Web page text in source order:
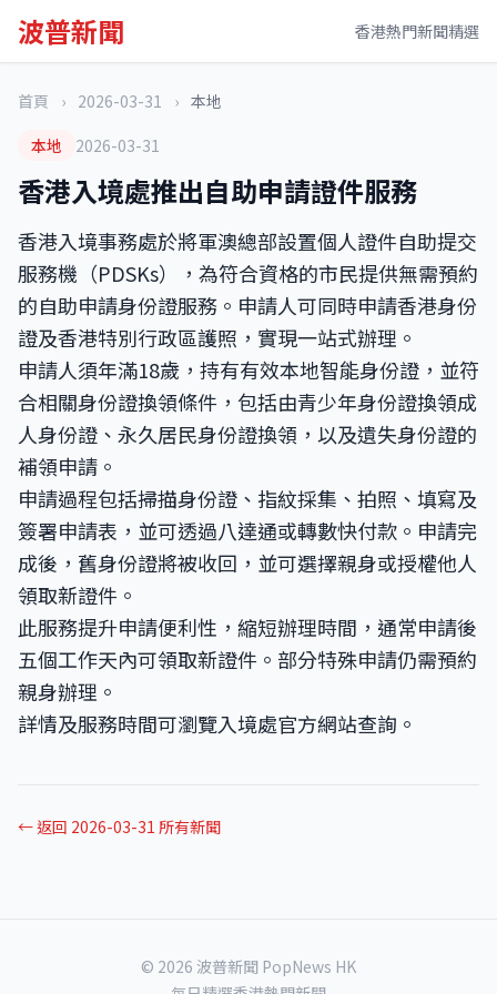
波普新聞 香港熱門新聞精選
首頁 › 2026-03-31 › 本地
本地
2026-03-31
香港入境處推出自助申請證件服務
香港入境事務處於將軍澳總部設置個人證件自助提交
服務機（PDSKs），為符合資格的市民提供無需預約
的自助申請身份證服務。申請人可同時申請香港身份
證及香港特別行政區護照，實現一站式辦理。
申請人須年滿18歲，持有有效本地智能身份證，並符
合相關身份證換領條件，包括由青少年身份證換領成
人身份證、永久居民身份證換領，以及遺失身份證的
補領申請。
申請過程包括掃描身份證、指紋採集、拍照、填寫及
簽署申請表，並可透過八達通或轉數快付款。申請完
成後，舊身份證將被收回，並可選擇親身或授權他人
領取新證件。
此服務提升申請便利性，縮短辦理時間，通常申請後
五個工作天內可領取新證件。部分特殊申請仍需預約
親身辦理。
詳情及服務時間可瀏覽入境處官方網站查詢。
← 返回 2026-03-31 所有新聞
© 2026 波普新聞 PopNews HK